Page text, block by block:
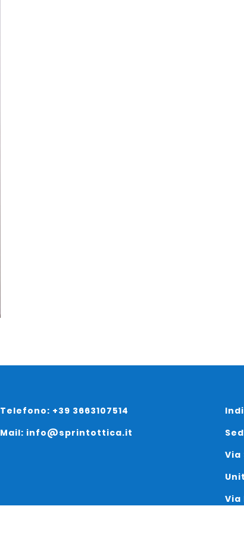
Telefono: +39 3663107514
Mail: info@sprintottica.it
Via
Via